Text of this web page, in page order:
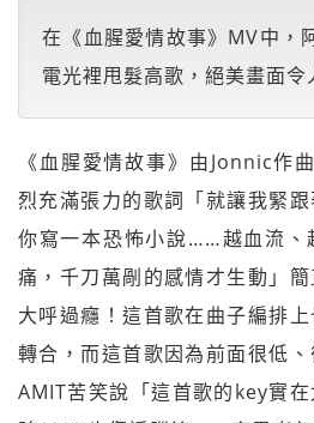
在《血腥愛情故事》MV中，
電光裡甩髮高歌，絕美畫面令
《血腥愛情故事》由Jonnic作
烈充滿張力的歌詞「就讓我緊
你寫一本恐怖小說……越血流、
痛，千刀萬剮的感情才生動」
大呼過癮！這首歌在曲子編排
轉合，而這首歌因為前面很低
AMIT苦笑說「這首歌的key實